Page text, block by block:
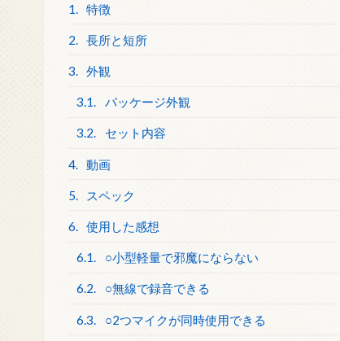
1. 特徴
2. 長所と短所
3. 外観
3.1. パッケージ外観
3.2. セット内容
4. 動画
5. スペック
6. 使用した感想
6.1. ○小型軽量で邪魔にならない
6.2. ○無線で録音できる
6.3. ○2つマイクが同時使用できる